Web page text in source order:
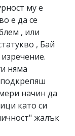
му е
е да се
, или
, Бай
няма
начин да
като си
жалък